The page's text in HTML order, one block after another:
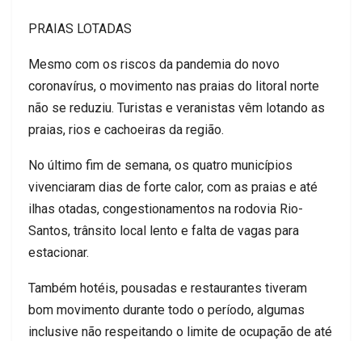
PRAIAS LOTADAS
Mesmo com os riscos da pandemia do novo
coronavírus, o movimento nas praias do litoral norte
não se reduziu. Turistas e veranistas vêm lotando as
praias, rios e cachoeiras da região.
No último fim de semana, os quatro municípios
vivenciaram dias de forte calor, com as praias e até
ilhas otadas, congestionamentos na rodovia Rio-
Santos, trânsito local lento e falta de vagas para
estacionar.
Também hotéis, pousadas e restaurantes tiveram
bom movimento durante todo o período, algumas
inclusive não respeitando o limite de ocupação de até